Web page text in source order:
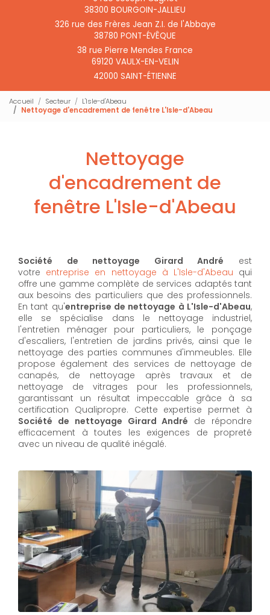
38300 BOURGOIN-JALLIEU
326 rue des Frères Jean Z.I. de l'Abbaye
38780 PONT-ÉVÊQUE
38 rue Pierre Mendes France
69120 VAULX-EN-VELIN
42000 SAINT-ÉTIENNE
Accueil Secteur
L'Isle-d'Abeau
Nettoyage d'encadrement de fenêtre L'Isle-d'Abeau
Nettoyage
d'encadrement de
fenêtre L'Isle-d'Abeau
Société de nettoyage Girard André est
votre entreprise en nettoyage à L'Isle-d'Abeau qui
offre une gamme complète de services adaptés tant
aux besoins des particuliers que des professionnels.
En tant qu'entreprise de nettoyage à L'Isle-d'Abeau,
elle se spécialise dans le nettoyage industriel,
l'entretien ménager pour particuliers, le ponçage
d'escaliers, l'entretien de jardins privés, ainsi que le
nettoyage des parties communes d'immeubles. Elle
propose également des services de nettoyage de
canapés, de nettoyage après travaux et de
nettoyage de vitrages pour les professionnels,
garantissant un résultat impeccable grâce à sa
certification Qualipropre. Cette expertise permet à
Société de nettoyage Girard André de répondre
efficacement à toutes les exigences de propreté
avec un niveau de qualité inégalé.